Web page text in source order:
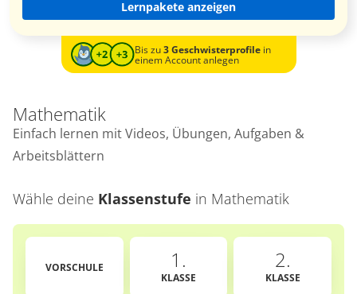
Lernpakete anzeigen
Bis zu3 Geschwisterprofilein
einem Account anlegen
Mathematik
Einfach lernen mit Videos, Übungen, Aufgaben &
Arbeitsblättern
Wähle deine Klassenstufe in Mathematik
VORSCHULE 1.
KLASSE
2.
KLASSE